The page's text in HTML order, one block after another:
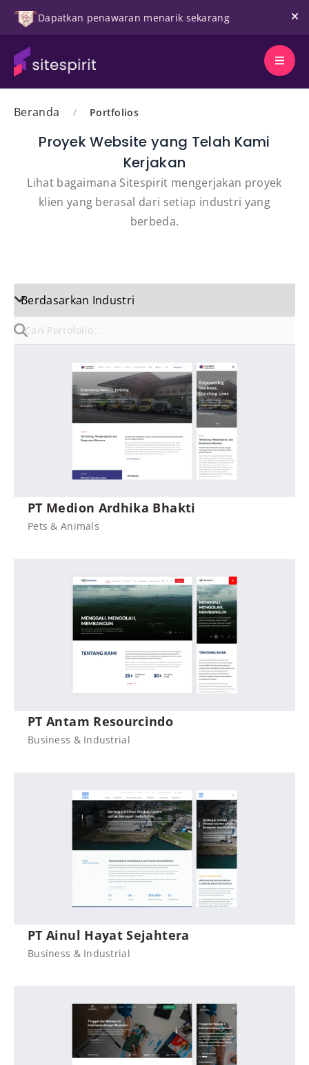
Dapatkan penawaran menarik sekarang
Beranda / Portfolios
Proyek Website yang Telah Kami
Kerjakan
Lihat bagaimana Sitespirit mengerjakan proyek
klien yang berasal dari setiap industri yang
berbeda.
PT Medion Ardhika Bhakti
Pets & Animals
PT Antam Resourcindo
Business & Industrial
PT Ainul Hayat Sejahtera
Business & Industrial